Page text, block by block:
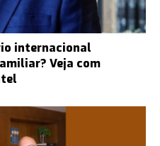
internacional
Veja com